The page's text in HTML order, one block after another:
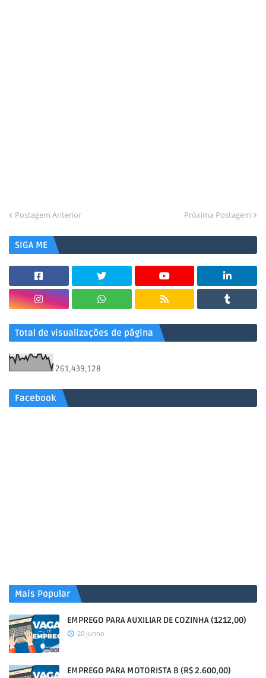
Postagem Anterior Próxima Postagem
SIGA ME
Total de visualizações de página
261,439,128
Facebook
Mais Popular
EMPREGO PARA AUXILIAR DE COZINHA (1212,00)
20 junho
EMPREGO PARA MOTORISTA B (R$ 2.600,00)